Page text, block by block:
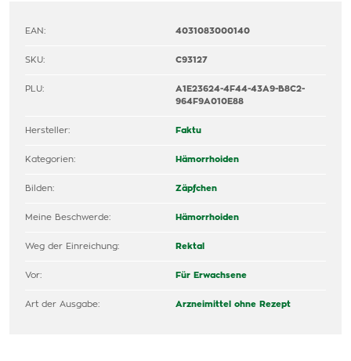
EAN: 4031083000140
SKU: C93127
PLU:
A1E23624-4F44-43A9-B8C2-
964F9A010E88
Hersteller: Faktu
Kategorien: Hämorrhoiden
Bilden: Zäpfchen
Meine Beschwerde: Hämorrhoiden
Weg der Einreichung: Rektal
Vor: Für Erwachsene
Art der Ausgabe: Arzneimittel ohne Rezept